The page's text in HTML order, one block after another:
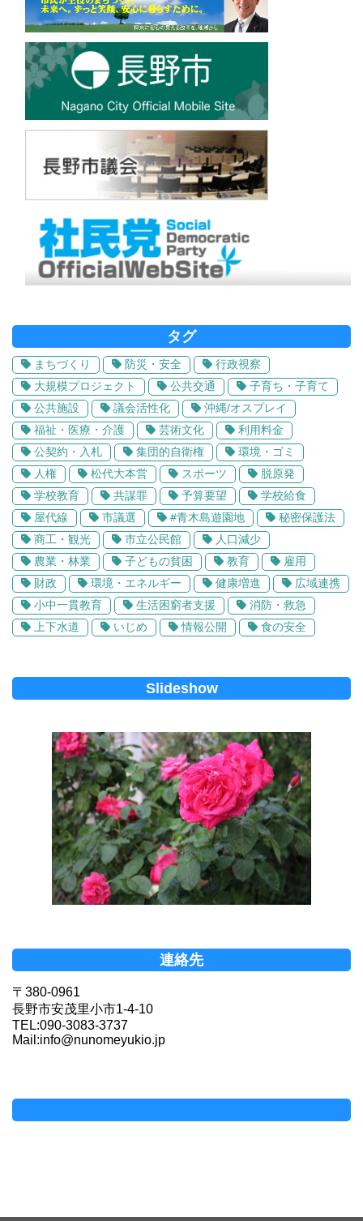
タグ
まちづくり 防災・安全
行政視察
大規模プロジェクト
公共交通
子育ち・子育て
公共施設
議会活性化
沖縄/オスプレイ
福祉・医療・介護
芸術文化
利用料金
公契約・入札
集団的自衛権
環境・ゴミ
人権
松代大本営 スポーツ
脱原発
学校教育
共謀罪 予算要望
学校給食
屋代線
市議選 #青木島遊園地
秘密保護法
商工・観光
市立公民館
人口減少
農業・林業
子どもの貧困 教育
雇用
財政
環境・エネルギー 健康増進
広域連携
小中一貫教育
生活困窮者支援
消防・救急
上下水道
いじめ 情報公開 食の安全
Slideshow
連絡先
〒380-0961
長野市安茂里小市1-4-10
TEL:090-3083-3737
Mail:info@nunomeyukio.jp